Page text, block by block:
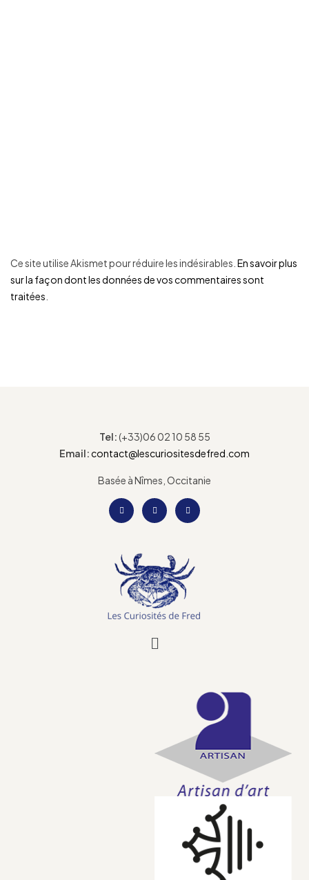
Ce site utilise Akismet pour réduire les indésirables. En savoir plus
sur la façon dont les données de vos commentaires sont
traitées
Tel:(+33)06 02 10 58 55
Email:contact@lescuriositesdefred.com
Basée à Nîmes, Occitanie